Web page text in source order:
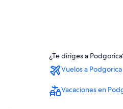
¿Te diriges a
Vuelos a Podgorica
Vacaciones en